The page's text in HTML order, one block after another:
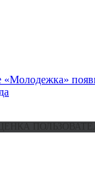
«Молодежка»